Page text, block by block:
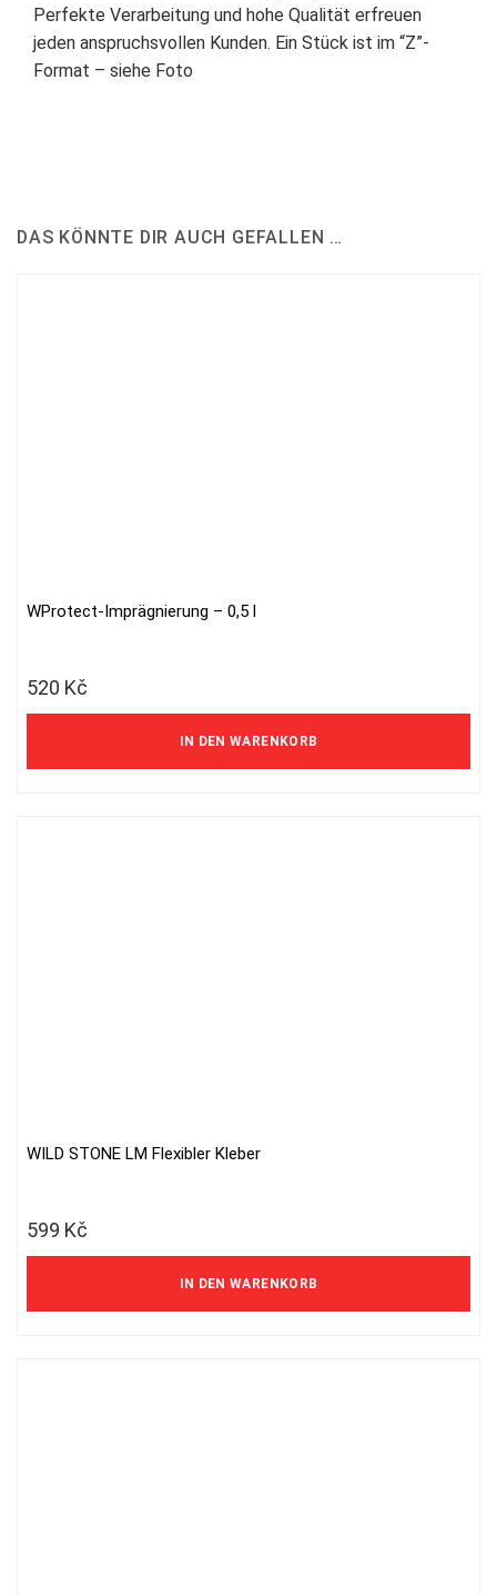
Perfekte Verarbeitung und hohe Qualität erfreuen
jeden anspruchsvollen Kunden. Ein Stück ist im “Z”-
Format – siehe Foto
DAS KÖNNTE DIR AUCH GEFALLEN …
WProtect-Imprägnierung – 0,5 l
520 Kč
IN DEN WARENKORB
WILD STONE LM Flexibler Kleber
599 Kč
IN DEN WARENKORB